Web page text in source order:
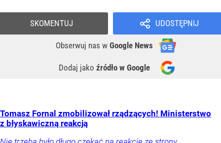
UDOSTĘPNIJ
Obserwuj nas w Google News
Dodaj jako źródło w Google
SKOMENTUJ
Tomasz Fornal zmobilizował rządzących! Ministerstwo
z błyskawiczną reakcją